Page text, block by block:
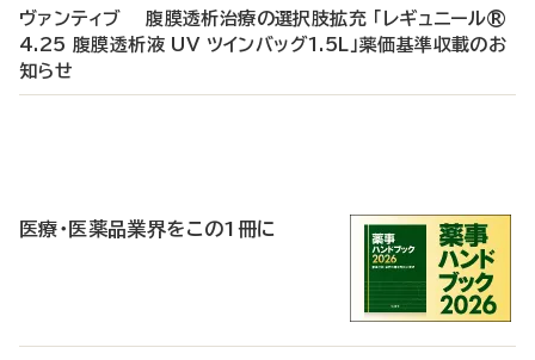
ヴァンティブ 腹膜透析治療の選択肢拡充 「レギュニール®
4.25 腹膜透析液 UV ツインバッグ1.5L」薬価基準収載のお
知らせ
医療・医薬品業界をこの1冊に